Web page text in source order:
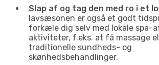
Slap af og tag den med ro i et
lavsæsonen er også et godt
forkæle dig selv med lokale spa-
aktiviteter, f.eks. at få massage
traditionelle sundheds- og
skønhedsbehandlinger.